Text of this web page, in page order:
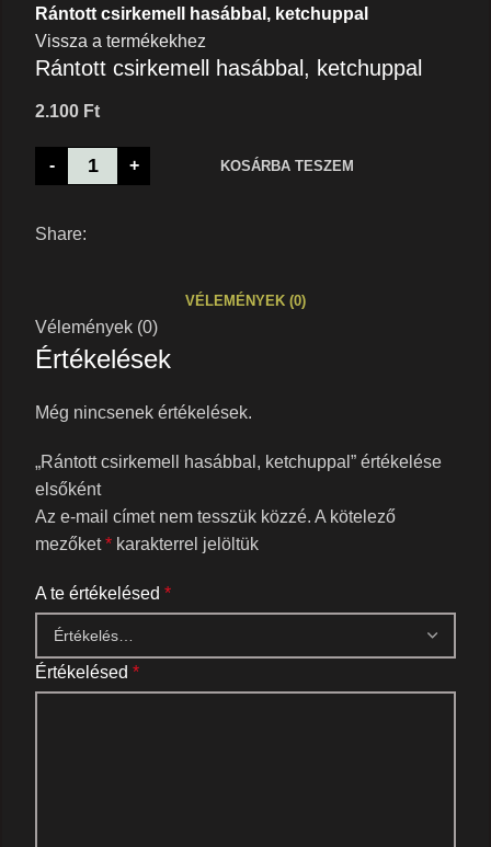
Rántott csirkemell hasábbal, ketchuppal
Vissza a termékekhez
Rántott csirkemell hasábbal, ketchuppal
2.100 Ft
- + KOSÁRBA TESZEM
Share:
VÉLEMÉNYEK (0)
Vélemények (0)
Értékelések
Még nincsenek értékelések.
„Rántott csirkemell hasábbal, ketchuppal” értékelése
elsőként
Az e-mail címet nem tesszük közzé. A kötelező
mezőket* karakterrel jelöltük
A te értékelésed *
Értékelésed *